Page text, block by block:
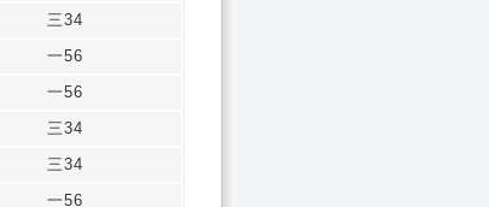
三34
一56
一56
三34
三34
一56